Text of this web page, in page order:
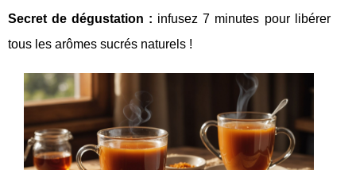
Secret de dégustation : infusez 7 minutes pour libérer
tous les arômes sucrés naturels !